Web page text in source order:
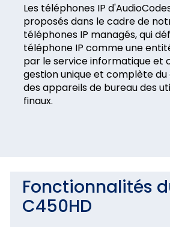
Les téléphones IP
proposés dans le cadre de
téléphones IP managés, qui
téléphone IP comme une
par le service informatique et
gestion unique et complète du
des appareils de bureau des
finaux.
Fonctionnalités
C450HD